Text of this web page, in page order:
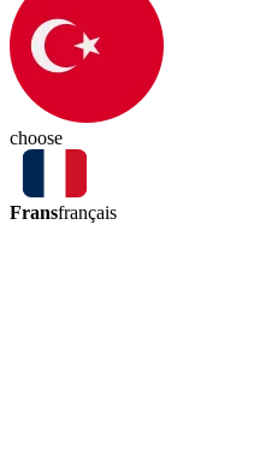
choose
Fransfrançais